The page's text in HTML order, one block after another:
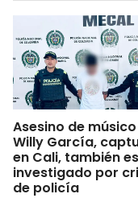
Asesino de
Willy García,
en Cali, también es
investigado por
de policía